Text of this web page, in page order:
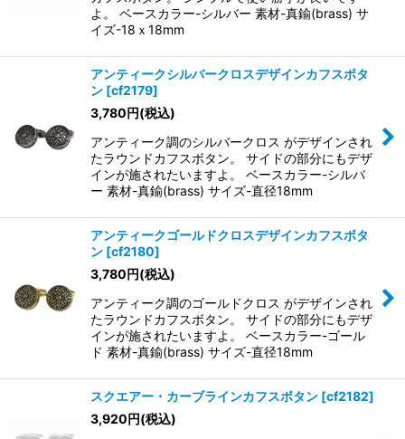
よ。 ベースカラー-シルバー 素材-真鍮(brass) サ
イズ-18ｘ18mm
アンティークシルバークロスデザインカフスボタ
ン [cf2179]
3,780円(税込)
アンティーク調のシルバークロス がデザインされ
たラウンドカフスボタン。 サイドの部分にもデザ
インが施されたいますよ。 ベースカラー-シルバ
ー 素材-真鍮(brass) サイズ-直径18mm
アンティークゴールドクロスデザインカフスボタ
ン [cf2180]
3,780円(税込)
アンティーク調のゴールドクロス がデザインされ
たラウンドカフスボタン。 サイドの部分にもデザ
インが施されたいますよ。 ベースカラー-ゴール
ド 素材-真鍮(brass) サイズ-直径18mm
スクエアー・カーブラインカフスボタン [cf2182]
3,920円(税込)